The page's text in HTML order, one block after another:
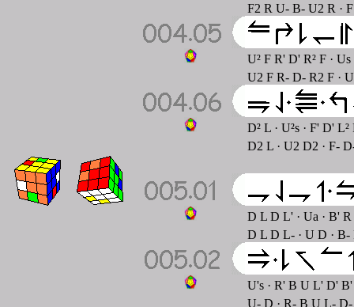
F2 R U- B- U2 R ·
U² F R' D' R² F ·
U2 F R- D- R2 F ·
D² L · U²s · F' D'
D2 L · U2 D2 · F-
D L D L' · Ua · B'
D L D L- · U D ·
U's · R' B U L' D'
U- D · R- B U L-